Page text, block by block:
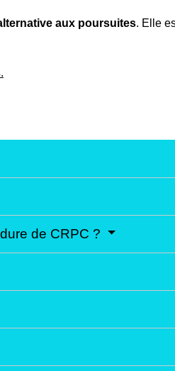
aux poursuites. Elle
.
de CRPC ?